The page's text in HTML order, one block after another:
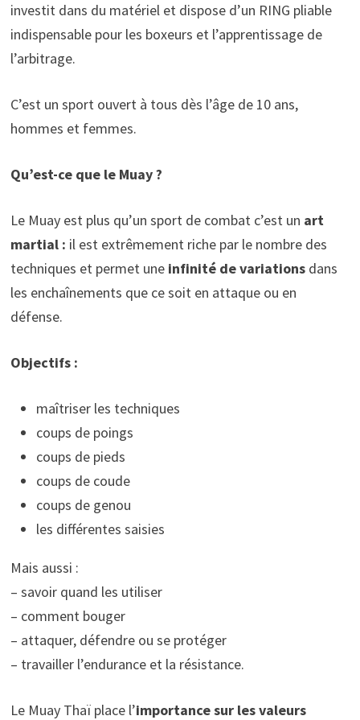
investit dans du matériel et dispose d’un RING pliable
indispensable pour les boxeurs et l’apprentissage de
l’arbitrage.
C’est un sport ouvert à tous dès l’âge de 10 ans,
hommes et femmes.
Qu’est-ce que le Muay ?
Le Muay est plus qu’un sport de combat c’est un art
martial : il est extrêmement riche par le nombre des
techniques et permet une infinité de variationsdans
les enchaînements que ce soit en attaque ou en
défense.
Objectifs :
maîtriser les techniques
coups de poings
coups de pieds
coups de coude
coups de genou
les différentes saisies
Mais aussi :
– savoir quand les utiliser
– comment bouger
– attaquer, défendre ou se protéger
– travailler l’endurance et la résistance.
Le Muay Thaï place l’importance sur les valeurs